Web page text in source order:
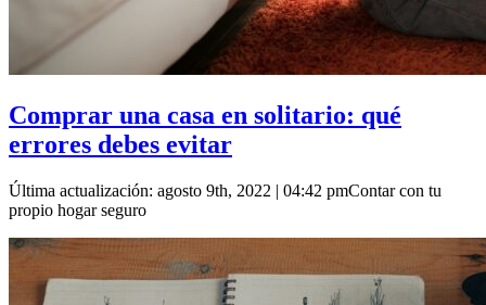
Comprar una casa en solitario: qué
errores debes evitar
Última actualización: agosto 9th, 2022 | 04:42 pmContar con tu
propio hogar seguro